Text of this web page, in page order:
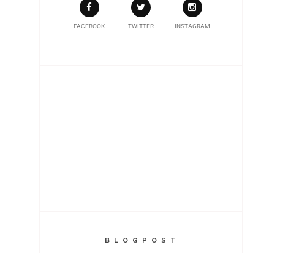
FACEBOOK TWITTER INSTAGRAM
B L O G P O S T